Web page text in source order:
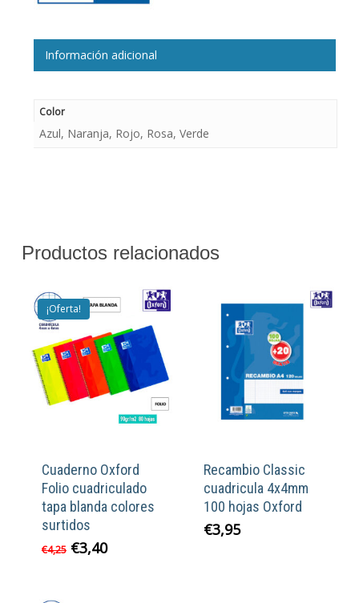
Información adicional
Color
Azul, Naranja, Rojo, Rosa, Verde
Productos relacionados
¡Oferta!
Cuaderno Oxford
Folio cuadriculado
tapa blanda colores
surtidos
€4,25 El
€3,40El
Recambio Classic
cuadricula 4x4mm
100 hojas Oxford
€3,95